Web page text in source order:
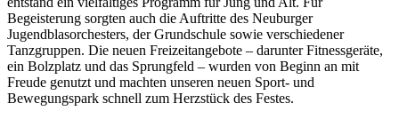
Begeisterung sorgten auch die Auftritte des Neuburger
Jugendblasorchesters, der Grundschule sowie verschiedener
Tanzgruppen. Die neuen Freizeitangebote – darunter Fitnessgeräte,
ein Bolzplatz und das Sprungfeld – wurden von Beginn an mit
Freude genutzt und machten unseren neuen Sport- und
Bewegungspark schnell zum Herzstück des Festes.